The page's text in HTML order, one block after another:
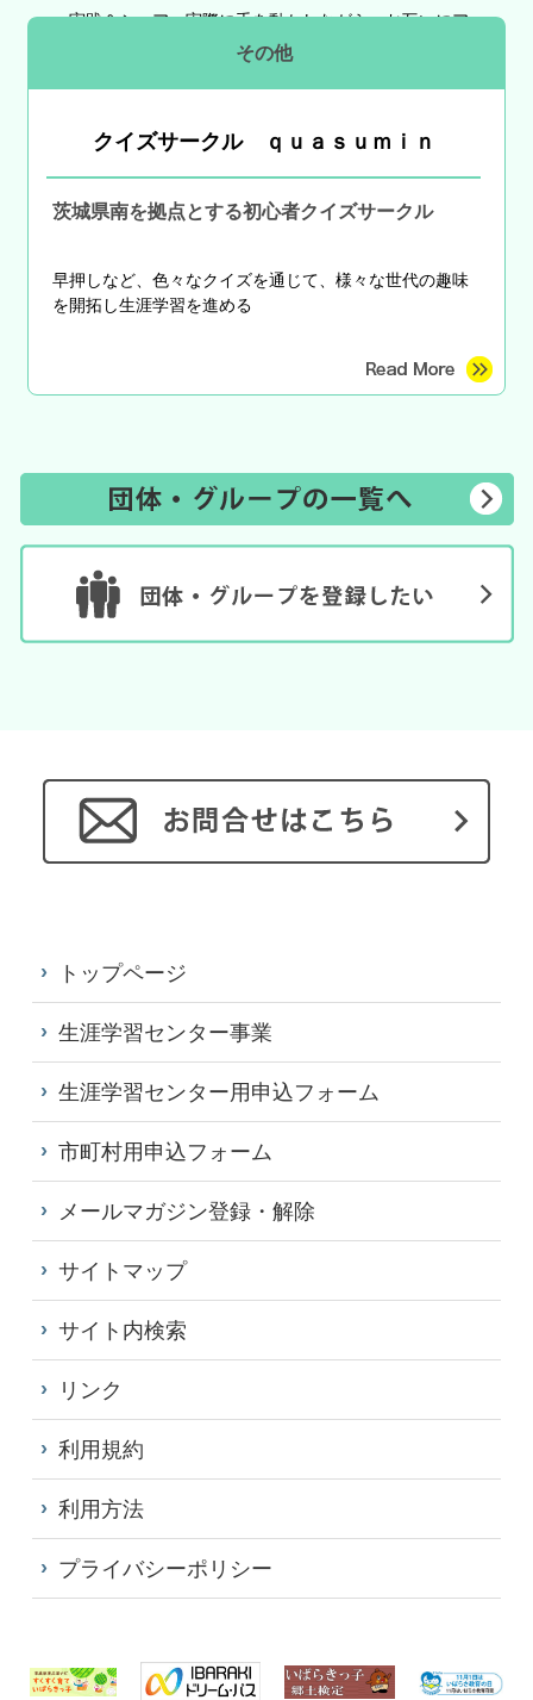
・実践＆シェア：実際に手を動かしながら、お互いにア
ドバイスや感想をシェア。
・季節のメイク：春の好印象メイク、夏の崩れにくいメ
その他
クイズサークル ｑｕａｓｕｍｉｎ
茨城県南を拠点とする初心者クイズサークル
早押しなど、色々なクイズを通じて、様々な世代の趣味
を開拓し生涯学習を進める
トップページ
生涯学習センター事業
生涯学習センター用申込フォーム
市町村用申込フォーム
メールマガジン登録・解除
サイトマップ
サイト内検索
リンク
利用規約
利用方法
プライバシーポリシー